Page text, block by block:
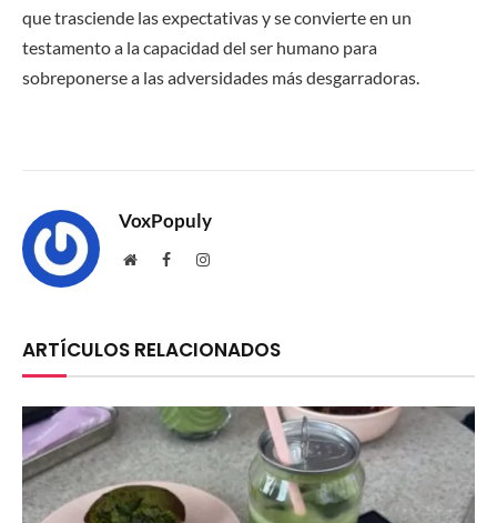
que trasciende las expectativas y se convierte en un
testamento a la capacidad del ser humano para
sobreponerse a las adversidades más desgarradoras.
VoxPopuly
WebsiteFacebookInstagram
ARTÍCULOS RELACIONADOS